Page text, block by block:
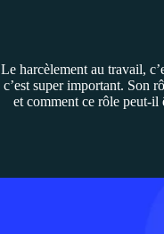
Le harcèlement au travail,
c’est super important. Son
et comment ce rôle peut-il